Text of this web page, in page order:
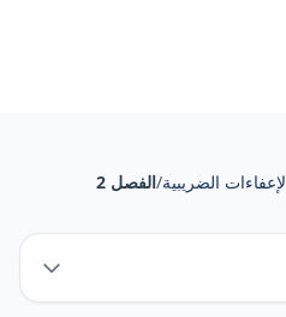
الضريبية/الفصل 2